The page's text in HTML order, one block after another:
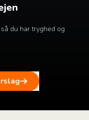
du har tryghed og